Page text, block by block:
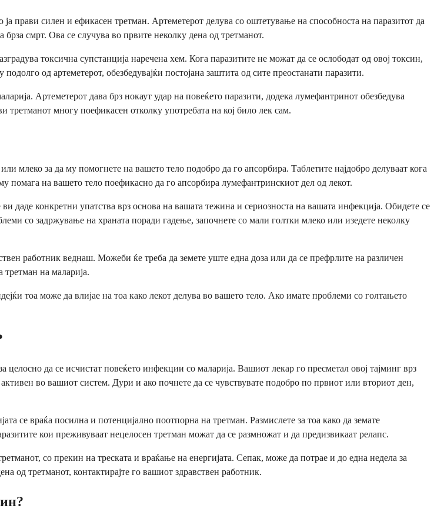
прави силен и ефикасен третман. Артеметерот делува со оштетување на способноста на паразитот да
смрт. Ова се случува во првите неколку дена од третманот.
токсична супстанција наречена хем. Кога паразитите не можат да се ослободат од овој токсин,
од артеметерот, обезбедувајќи постојана заштита од сите преостанати паразити.
Артеметерот дава брз нокаут удар на повеќето паразити, додека лумефантринот обезбедува
третманот многу поефикасен отколку употребата на кој било лек сам.
млеко за да му помогнете на вашето тело подобро да го апсорбира. Таблетите најдобро делуваат кога
помага на вашето тело поефикасно да го апсорбира лумефантринскиот дел од лекот.
даде конкретни упатства врз основа на вашата тежина и сериозноста на вашата инфекција. Обидете се
со задржување на храната поради гадење, започнете со мали голтки млеко или изедете неколку
работник веднаш. Можеби ќе треба да земете уште една доза или да се префрлите на различен
третман на маларија.
тоа може да влијае на тоа како лекот делува во вашето тело. Ако имате проблеми со голтањето
да се исчистат повеќето инфекции со маларија. Вашиот лекар го пресметал овој тајминг врз
во вашиот систем. Дури и ако почнете да се чувствувате подобро по првиот или вториот ден,
се враќа посилна и потенцијално поотпорна на третман. Размислете за тоа како да земате
кои преживуваат нецелосен третман можат да се размножат и да предизвикаат релапс.
со прекин на треската и враќање на енергијата. Сепак, може да потрае и до една недела за
од третманот, контактирајте го вашиот здравствен работник.